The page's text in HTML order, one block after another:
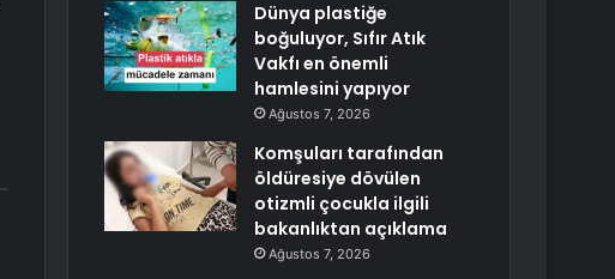
Dünya plastiğe
boğuluyor, Sıfır Atık
Vakfı en önemli
hamlesini yapıyor
Ağustos 7, 2026
Komşuları tarafından
öldüresiye dövülen
otizmli çocukla ilgili
bakanlıktan açıklama
Ağustos 7, 2026